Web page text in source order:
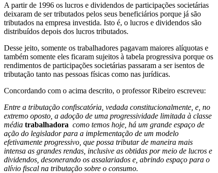
A partir de 1996 os lucros e dividendos de participações societárias
deixaram de ser tributados pelos seus beneficiários porque já são
tributados na empresa investida. Isto é, o lucros e dividendos são
distribuídos depois dos lucros tributados.
Desse jeito, somente os trabalhadores pagavam maiores alíquotas e
também somente eles ficaram sujeitos à tabela progressiva porque os
rendimentos de participações societárias passaram a ser isentos de
tributação tanto nas pessoas físicas como nas jurídicas.
Concordando com o acima descrito, o professor Ribeiro escreveu:
Entre a tributação confiscatória, vedada constitucionalmente, e, no
extremo oposto, a adoção de uma progressividade limitada à classe
média trabalhadora como temos hoje, há um grande espaço de
ação do legislador para a implementação de um modelo
efetivamente progressivo, que possa tributar de maneira mais
intensa as grandes rendas, inclusive as obtidas por meio de lucros e
dividendos, desonerando os assalariados e, abrindo espaço para o
alívio fiscal na tributação sobre o consumo.